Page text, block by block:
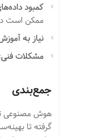
کمبود
ممکن است
نیاز به
مشکلات
جمع‌بندی
هوش مصنوعی
گرفته تا